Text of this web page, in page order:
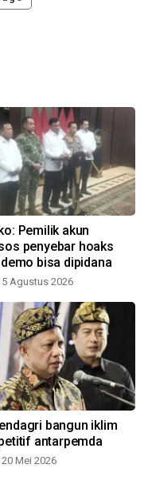
Pemilik akun
penyebar hoaks
bisa dipidana
5 Agustus 2026
bangun iklim
antarpemda
Mei 2026